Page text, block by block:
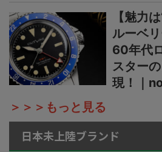
【魅力
ルーベリ
60年代
スター
現！｜
＞＞＞もっと見る
日本未上陸ブランド